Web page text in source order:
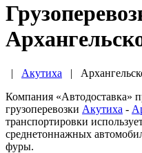
| Акутиха |
Компания «Автодоставка»
грузоперевозки Акутиха -
транспортировки
среднетоннажных
фуры.